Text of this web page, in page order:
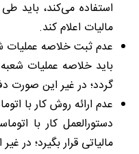
مالیات اعلام کند.
عدم ثبت خلاصه
باید خلاصه عملیات
گردد؛ در غیر این صورت
عدم ارائه روش کار با
دستورالعمل کار با
مالیاتی قرار بگیرد؛ در